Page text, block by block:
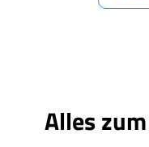
Alles